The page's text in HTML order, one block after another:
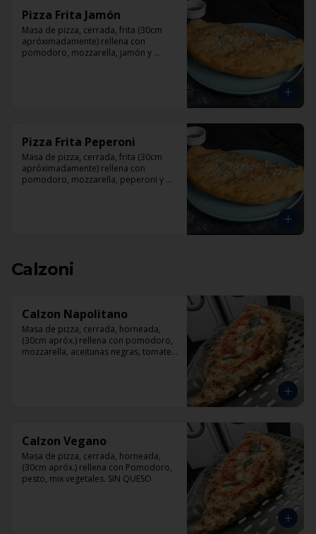
Pizza Frita Jamón
Masa de pizza, cerrada, frita (30cm
apróximadamente) rellena con
pomodoro, mozzarella, jamón y
Pizza Frita Peperoni
Masa de pizza, cerrada, frita (30cm
apróximadamente) rellena con
pomodoro, mozzarella, peperoni y
Calzoni
Calzon Napolitano
Masa de pizza, cerrada, horneada,
(30cm apróx.) rellena con pomodoro,
mozzarella, aceitunas negras, tomate,
Calzon Vegano
Masa de pizza, cerrada, horneada,
(30cm apróx.) rellena con Pomodoro,
pesto, mix vegetales. SIN QUESO